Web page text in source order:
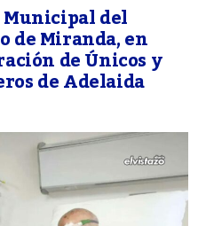
del
de Miranda, en
de Únicos y
de Adelaida